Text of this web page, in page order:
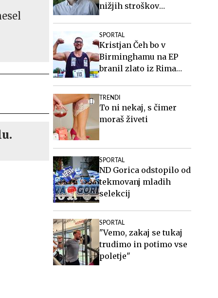
nižjih stroškov
SPORTAL
Kristjan Čeh bo v
Birminghamu na EP
branil zlato iz Rima
TRENDI
To ni nekaj, s čimer
moraš živeti
SPORTAL
ND Gorica odstopilo od
tekmovanj mladih
selekcij
SPORTAL
"Vemo, zakaj se tukaj
trudimo in potimo vse
poletje"